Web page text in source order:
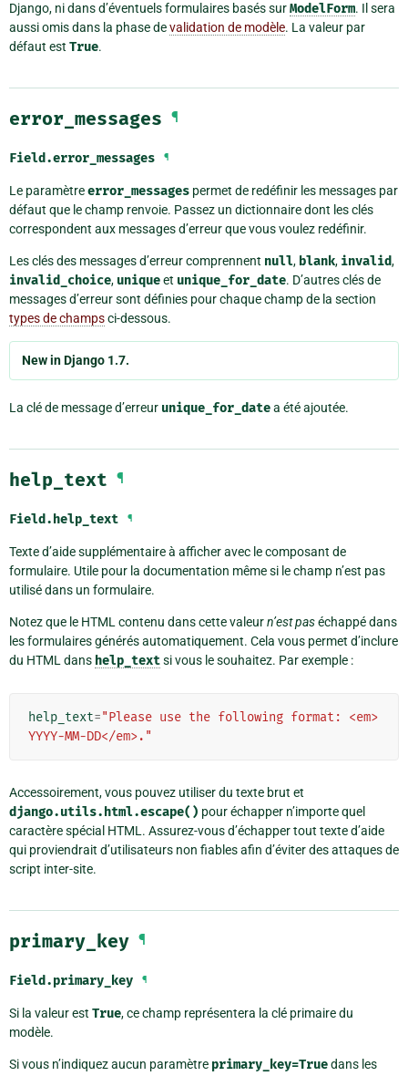
Django, ni dans d’éventuels formulaires basés surModelForm. Il sera
aussi omis dans la phase devalidation de modèle. La valeur par
défaut est True.
error_messages ¶
Field.error_messages ¶
Le paramètreerror_messages permet de redéfinir les messages par
défaut que le champ renvoie. Passez un dictionnaire dont les clés
correspondent aux messages d’erreur que vous voulez redéfinir.
Les clés des messages d’erreur comprennent null, blank, invalid,
invalid_choice, uniqueet unique_for_date. D’autres clés de
messages d’erreur sont définies pour chaque champ de la section
types de champsci-dessous.
New in Django 1.7.
La clé de message d’erreur unique_for_datea été ajoutée.
help_text ¶
Field.help_text ¶
Texte d’aide supplémentaire à afficher avec le composant de
formulaire. Utile pour la documentation même si le champ n’est pas
utilisé dans un formulaire.
Notez que le HTML contenu dans cette valeurn’est paséchappé dans
les formulaires générés automatiquement. Cela vous permet d’inclure
du HTML dans help_textsi vous le souhaitez. Par exemple :
help_text="Please use the following format: <em>
YYYY-MM-DD</em>."
Accessoirement, vous pouvez utiliser du texte brut et
django.utils.html.escape() pour échapper n’importe quel
caractère spécial HTML. Assurez-vous d’échapper tout texte d’aide
qui proviendrait d’utilisateurs non fiables afin d’éviter des attaques de
script inter-site.
primary_key ¶
Field.primary_key ¶
Si la valeur est True, ce champ représentera la clé primaire du
modèle.
Si vous n’indiquez aucun paramètre primary_key=Truedans les